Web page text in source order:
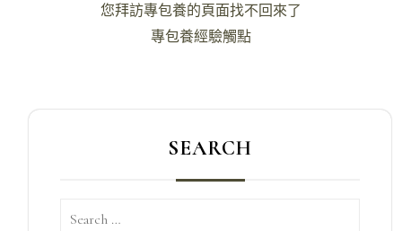
您拜訪專包養的頁面找不回來了
專包養經驗觸點
SEARCH